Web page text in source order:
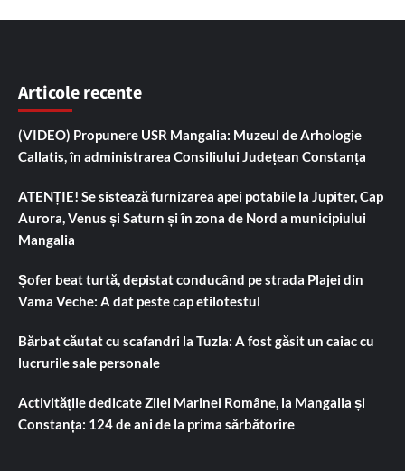
Articole recente
(VIDEO) Propunere USR Mangalia: Muzeul de Arhologie
Callatis, în administrarea Consiliului Județean Constanța
ATENȚIE! Se sistează furnizarea apei potabile la Jupiter, Cap
Aurora, Venus și Saturn și în zona de Nord a municipiului
Mangalia
Șofer beat turtă, depistat conducând pe strada Plajei din
Vama Veche: A dat peste cap etilotestul
Bărbat căutat cu scafandri la Tuzla: A fost găsit un caiac cu
lucrurile sale personale
Activitățile dedicate Zilei Marinei Române, la Mangalia și
Constanța: 124 de ani de la prima sărbătorire